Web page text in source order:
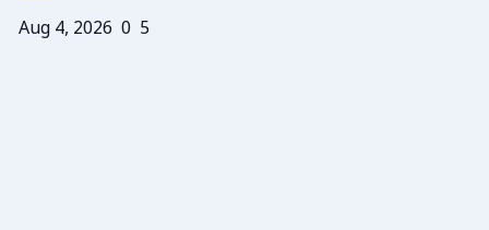
Aug 4, 2026 0 5